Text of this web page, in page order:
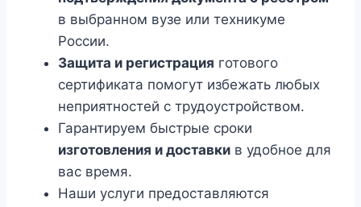
в выбранном вузе или техникуме
России.
Защита и регистрация готового
сертификата помогут избежать любых
неприятностей с трудоустройством.
Гарантируем быстрые сроки
изготовления и доставки в удобное для
вас время.
Наши услуги предоставляются